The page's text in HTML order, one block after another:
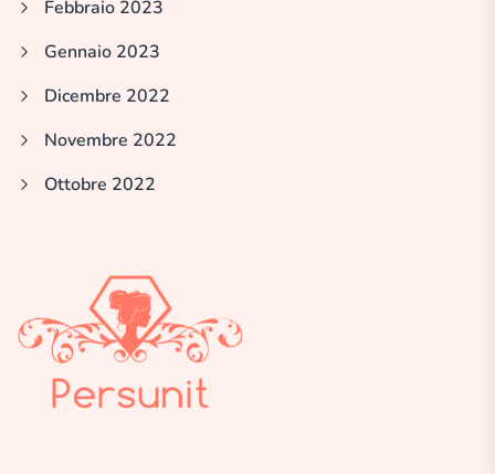
Febbraio 2023
Gennaio 2023
Dicembre 2022
Novembre 2022
Ottobre 2022